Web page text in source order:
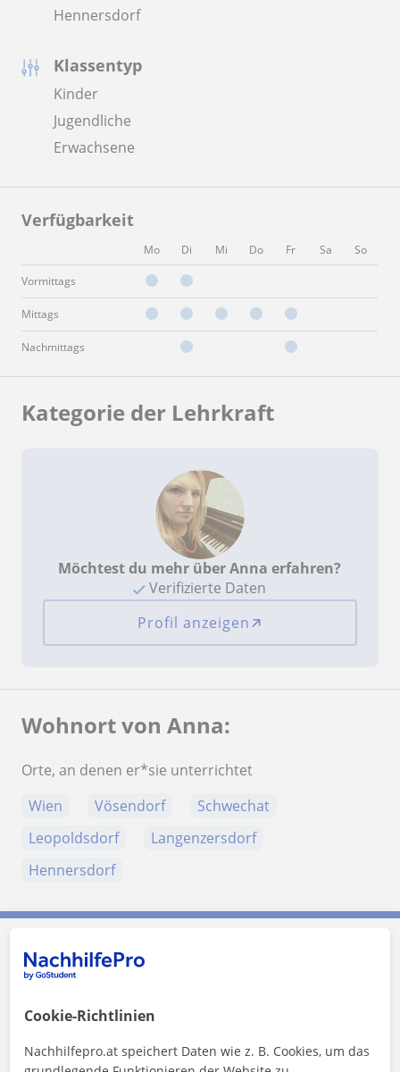
Hennersdorf
Klassentyp
Kinder
Jugendliche
Erwachsene
Verfügbarkeit
Mo Di Mi Do Fr Sa So
Vormittags
Mittags
Nachmittags
Kategorie der Lehrkraft
Möchtest du mehr über Anna erfahren?
Verifizierte Daten
Profil anzeigen
Wohnort von Anna:
Orte, an denen er*sie unterrichtet
Wien
Vösendorf
Schwechat
Leopoldsdorf
Langenzersdorf
Hennersdorf
Anna kontaktieren
Preis pro Stunde
1. Lektion gratis
Cookie-Richtlinien
Nachhilfepro.at speichert Daten wie z. B. Cookies, um das